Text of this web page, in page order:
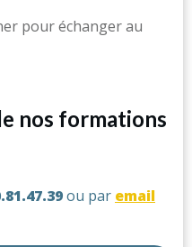
pour échanger au
nos formations
ou par email